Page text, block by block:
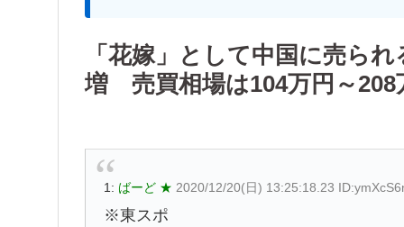
「花嫁」として中国に売ら
増 売買相場は104万円～
1: ばーど ★ 2020/12/20(日) 13:25:18.23
※東スポ